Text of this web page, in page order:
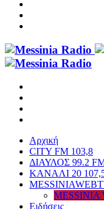
Αρχική
CITY FM 103,8
ΔΙΑΥΛΟΣ 99.2
ΚΑΝΑΛΙ 20
MESSINIA
Eιδήσεις